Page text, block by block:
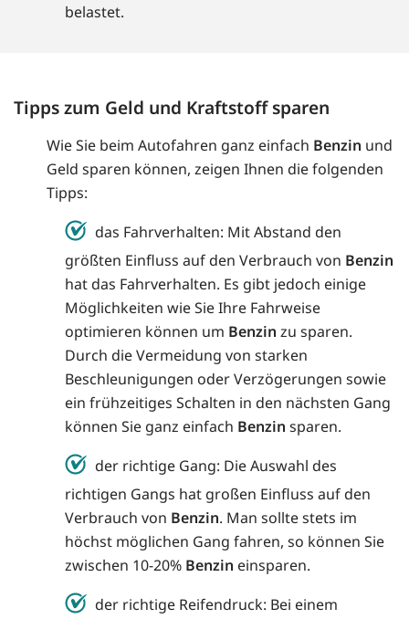
belastet.
Tipps zum Geld und Kraftstoff sparen
Wie Sie beim Autofahren ganz einfach Benzin und
Geld sparen können, zeigen Ihnen die folgenden
Tipps:
das Fahrverhalten: Mit Abstand den
größten Einfluss auf den Verbrauch von Benzin
hat das Fahrverhalten. Es gibt jedoch einige
Möglichkeiten wie Sie Ihre Fahrweise
optimieren können um Benzin zu sparen.
Durch die Vermeidung von starken
Beschleunigungen oder Verzögerungen sowie
ein frühzeitiges Schalten in den nächsten Gang
können Sie ganz einfach Benzin sparen.
der richtige Gang: Die Auswahl des
richtigen Gangs hat großen Einfluss auf den
Verbrauch von Benzin. Man sollte stets im
höchst möglichen Gang fahren, so können Sie
zwischen 10-20% Benzin einsparen.
der richtige Reifendruck: Bei einem